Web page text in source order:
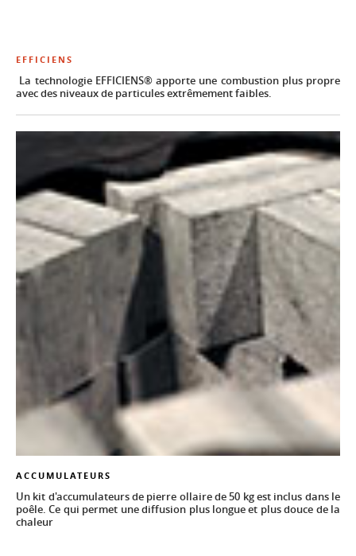
EFFICIENS
La technologie EFFICIENS® apporte une combustion plus propre
avec des niveaux de particules extrêmement faibles.
ACCUMULATEURS
Un kit d'accumulateurs de pierre ollaire de 50 kg est inclus dans le
poêle. Ce qui permet une diffusion plus longue et plus douce de la
chaleur